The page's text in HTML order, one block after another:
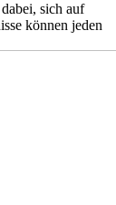
sich auf
können jeden